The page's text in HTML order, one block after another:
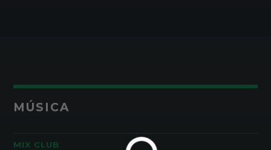
MÚSICA
MIX CLUB